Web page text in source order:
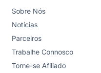
Sobre Nós
Notícias
Parceiros
Trabalhe Connosco
Torne-se Afiliado